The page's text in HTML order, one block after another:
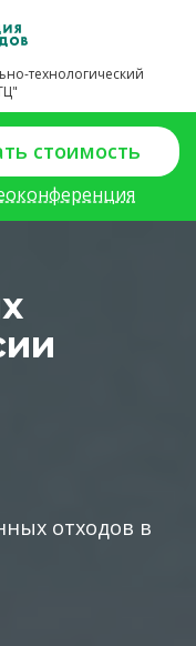
технологический
стоимость
отходов в